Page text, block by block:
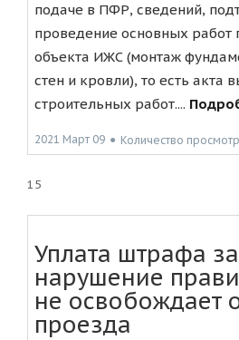
подаче в ПФР, сведений,
проведение основных работ
объекта ИЖС (монтаж
стен и кровли), то есть акта
строительных работ....
2021 Март 09 ● Количество
15
Уплата штрафа за
нарушение
не освобождает
проезда